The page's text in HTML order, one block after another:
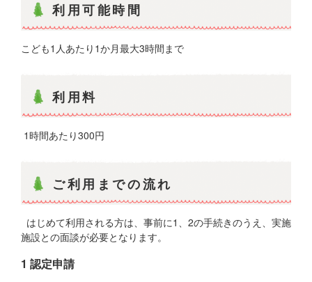
利用可能時間
こども1人あたり1か月最大3時間まで
利用料
1時間あたり300円
ご利用までの流れ
はじめて利用される方は、事前に1、2の手続きのうえ、実施
施設との面談が必要となります。
1 認定申請